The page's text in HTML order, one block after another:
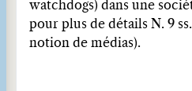
watchdogs) dans une
pour plus de détails N. 9
notion de médias).